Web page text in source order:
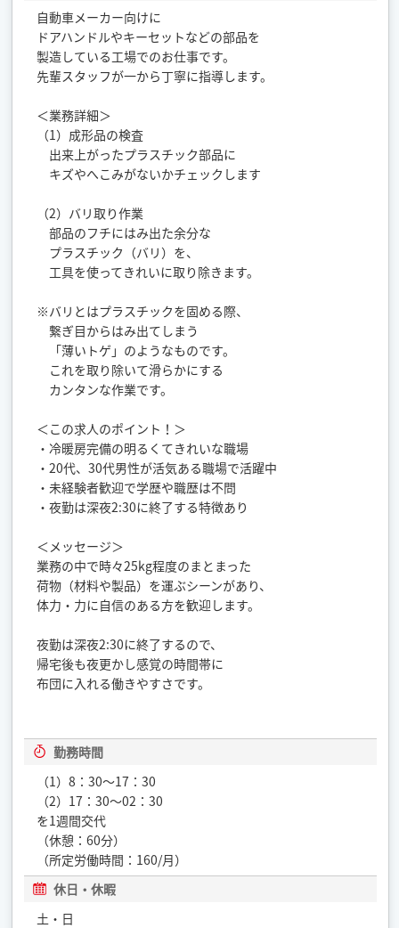
自動車メーカー向けに
ドアハンドルやキーセットなどの部品を
製造している工場でのお仕事です。
先輩スタッフが一から丁寧に指導します。
＜業務詳細＞
（1）成形品の検査
出来上がったプラスチック部品に
キズやへこみがないかチェックします
（2）バリ取り作業
部品のフチにはみ出た余分な
プラスチック（バリ）を、
工具を使ってきれいに取り除きます。
※バリとはプラスチックを固める際、
繋ぎ目からはみ出てしまう
「薄いトゲ」のようなものです。
これを取り除いて滑らかにする
カンタンな作業です。
＜この求人のポイント！＞
・冷暖房完備の明るくてきれいな職場
・20代、30代男性が活気ある職場で活躍中
・未経験者歓迎で学歴や職歴は不問
・夜勤は深夜2:30に終了する特徴あり
＜メッセージ＞
業務の中で時々25kg程度のまとまった
荷物（材料や製品）を運ぶシーンがあり、
体力・力に自信のある方を歓迎します。
夜勤は深夜2:30に終了するので、
帰宅後も夜更かし感覚の時間帯に
布団に入れる働きやすさです。
勤務時間
（1）8：30～17：30
（2）17：30～02：30
を1週間交代
（休憩：60分）
（所定労働時間：160/月）
休日・休暇
土・日